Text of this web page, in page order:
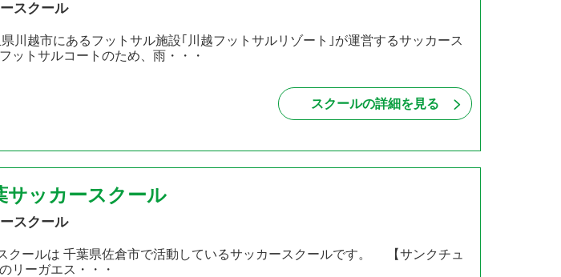
スクール
川越市にあるフットサル施設｢川越フットサルリゾート｣が運営するサッカース
ットサルコートのため、雨・・・
スクールの詳細を見る
サッカースクール
スクール
クールは 千葉県佐倉市で活動しているサッカースクールです。 【サンクチュ
リーガエス・・・